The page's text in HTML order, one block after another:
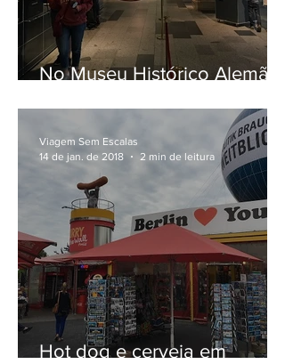
No Museu Histórico Alemão,
Hot dog e cerveja em
Viagem Sem Escalas
14 de jan. de 2018
2 min de leitura